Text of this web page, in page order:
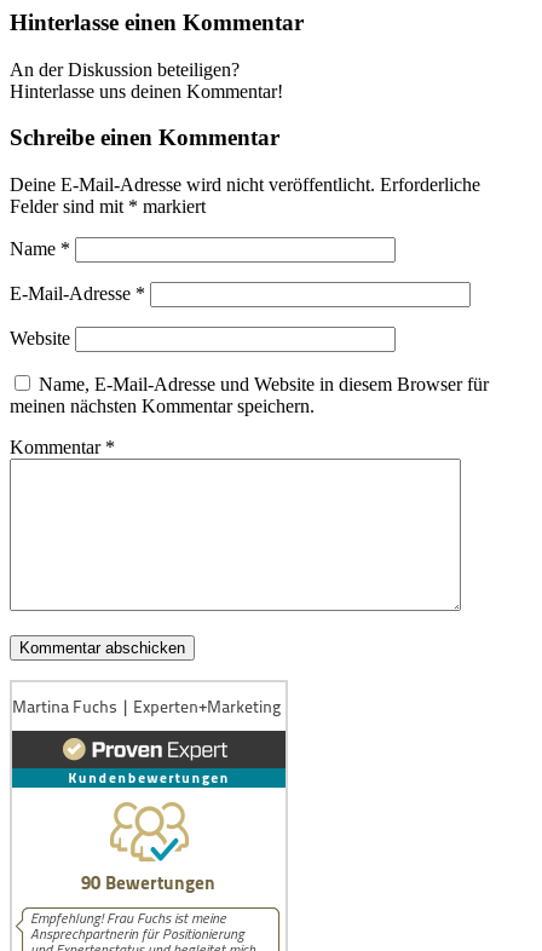
Hinterlasse einen Kommentar
An der Diskussion beteiligen?
Hinterlasse uns deinen Kommentar!
Schreibe einen Kommentar
Deine E-Mail-Adresse wird nicht veröffentlicht. Erforderliche
Felder sind mit * markiert
Name *
E-Mail-Adresse *
Website
Name, E-Mail-Adresse und Website in diesem Browser für
meinen nächsten Kommentar speichern.
Kommentar *